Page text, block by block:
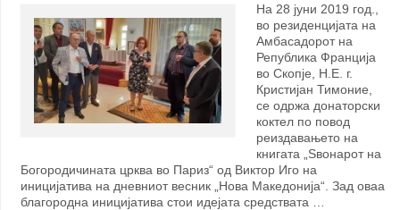
На 28 јуни 2019 год.,
во резиденцијата на
Амбасадорот на
Република Франција
во Скопје, Н.Е. г.
Кристијан Тимоние,
се одржа донаторски
коктел по повод
реиздавањето на
книгата „Ѕвонарот на
Богородичината црква во Париз“ од Виктор Иго на
иницијатива на дневниот весник „Нова Македонија“. Зад оваа
благородна иницијатива стои идејата средствата …